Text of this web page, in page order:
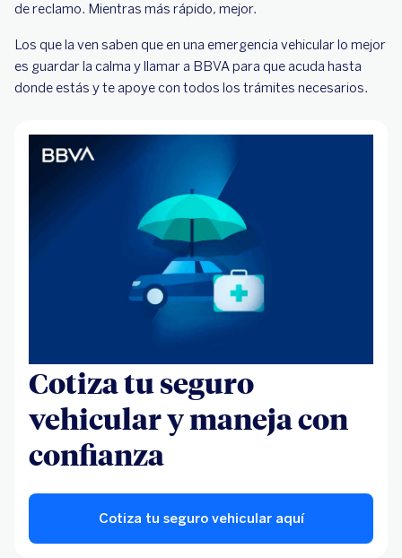
de reclamo. Mientras más rápido, mejor.
Los que la ven saben que en una emergencia vehicular lo mejor
es guardar la calma y llamar a BBVA para que acuda hasta
donde estás y te apoye con todos los trámites necesarios.
Cotiza tu seguro
vehicular y maneja con
confianza
Cotiza tu seguro vehicular aquí